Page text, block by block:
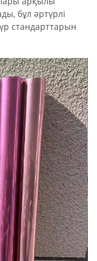
бұл әртүрлі
стандарттарын